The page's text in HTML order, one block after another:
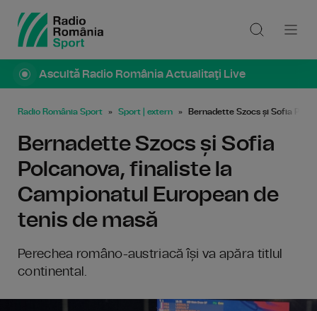
Ascultă Radio România Actualitaţi Live
Radio România Sport Sport | extern Bernadette Szocs și Sofia
Bernadette Szocs și Sofia
Polcanova, finaliste la
Campionatul European de
tenis de masă
Perechea româno-austriacă își va apăra titlul
continental.